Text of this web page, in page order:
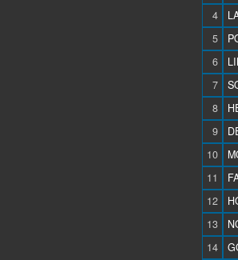
4
5
6
7
8
9
10
11
12
13
14